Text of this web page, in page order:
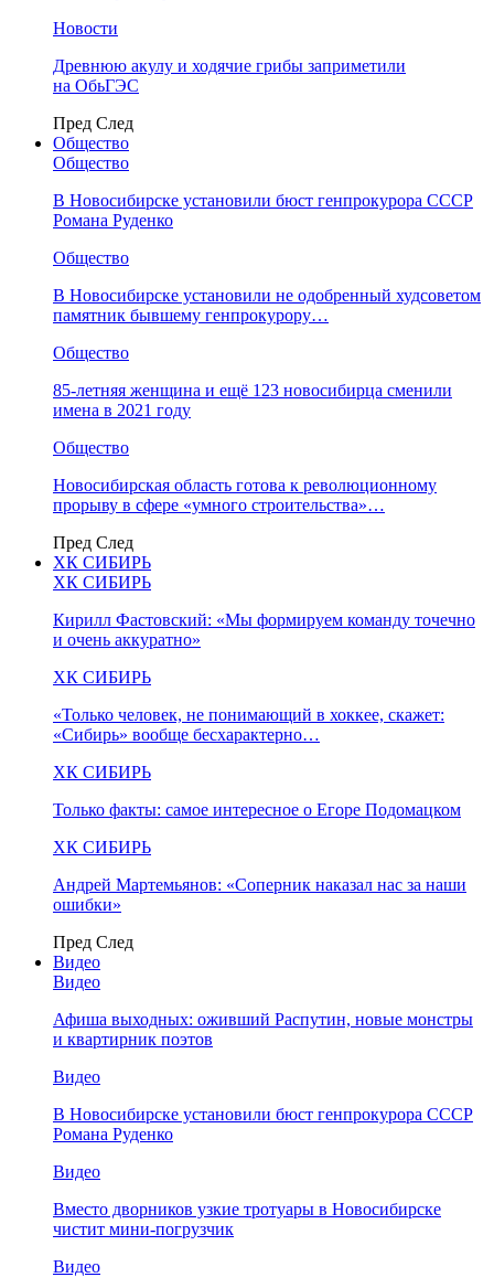
Новости
Древнюю акулу и ходячие грибы заприметили
на ОбьГЭС
Пред След
Общество
Общество
В Новосибирске установили бюст генпрокурора СССР
Романа Руденко
Общество
В Новосибирске установили не одобренный худсоветом
памятник бывшему генпрокурору…
Общество
85-летняя женщина и ещё 123 новосибирца сменили
имена в 2021 году
Общество
Новосибирская область готова к революционному
прорыву в сфере «умного строительства»…
Пред След
ХК СИБИРЬ
ХК СИБИРЬ
Кирилл Фастовский: «Мы формируем команду точечно
и очень аккуратно»
ХК СИБИРЬ
«Только человек, не понимающий в хоккее, скажет:
«Сибирь» вообще бесхарактерно…
ХК СИБИРЬ
Только факты: самое интересное о Егоре Подомацком
ХК СИБИРЬ
Андрей Мартемьянов: «Соперник наказал нас за наши
ошибки»
Пред След
Видео
Видео
Афиша выходных: оживший Распутин, новые монстры
и квартирник поэтов
Видео
В Новосибирске установили бюст генпрокурора СССР
Романа Руденко
Видео
Вместо дворников узкие тротуары в Новосибирске
чистит мини-погрузчик
Видео